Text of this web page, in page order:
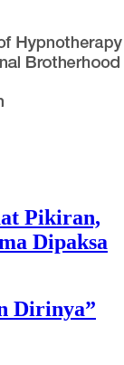
Pikiran,
Dipaksa
Dirinya”